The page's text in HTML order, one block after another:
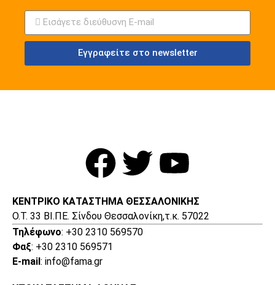
Εγγραφείτε στο newsletter
ΚΕΝΤΡΙΚΟ ΚΑΤΑΣΤΗΜΑ ΘΕΣΣΑΛΟΝΙΚΗΣ
O.T. 33 ΒΙ.ΠΕ. Σίνδου Θεσσαλονίκη,τ.κ. 57022
Τηλέφωνο: +30 2310 569570
Φαξ: +30 2310 569571
E-mail: info@fama.gr